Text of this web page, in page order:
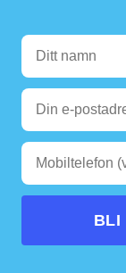
🌊
BLI